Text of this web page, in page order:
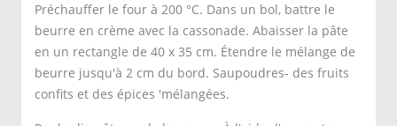
Préchauffer le four à 200 °C. Dans un bol, battre le
beurre en crème avec la cassonade. Abaisser la pâte
en un rectangle de 40 x 35 cm. Étendre le mélange de
beurre jusqu'à 2 cm du bord. Saupoudres- des fruits
confits et des épices 'mélangées.